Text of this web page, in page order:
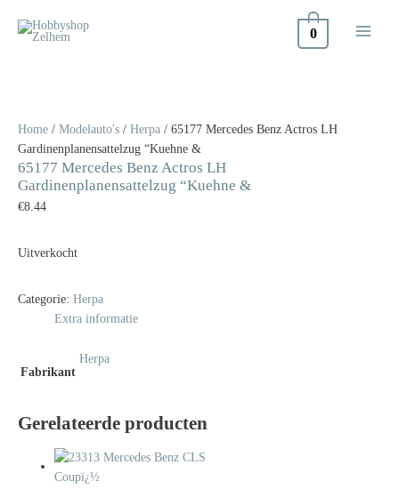
naar
0
Home / Modelauto's / Herpa / 65177 Mercedes Benz Actros LH
Gardinenplanensattelzug “Kuehne &
65177 Mercedes Benz Actros LH
Gardinenplanensattelzug “Kuehne &
€8.44
Uitverkocht
Categorie: Herpa
Extra informatie
Fabrikant
Herpa
Gerelateerde producten